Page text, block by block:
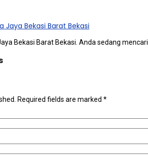
Jaya Bekasi Barat Bekasi
Bekasi Barat Bekasi. Andа ѕеdаng mencari
Required fields are marked *